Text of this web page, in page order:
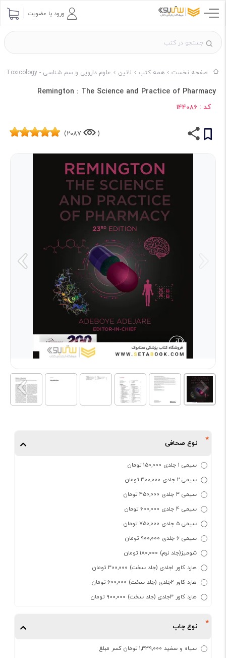
ورود یا عضویت
صفحه نخست همه کتب لاتین علوم دارویی و سم شناسی - Pharmacology & Toxicology
Remington : The Science and Practice of Pharmacy
کد : 144086
(
2087)
نوع صحافی
سیمی 1 جلدی 150,000 تومان
سیمی 2 جلدی 300,000 تومان
سیمی 3 جلدی 450,000 تومان
سیمی 4 جلدی 600,000 تومان
سیمی 5 جلدی 750,000 تومان
سیمی 6 جلدی 900,000 تومان
شومیز(جلد نرم) 180,000 تومان
هارد کاور 1جلدی (جلد سخت) 300,000 تومان
هارد کاور 2جلدی (جلد سخت) 600,000 تومان
هارد کاور 3جلدی (جلد سخت) 900,000 تومان
نوع چاپ
سیاه و سفید 1,339,000 تومان کسر مبلغ